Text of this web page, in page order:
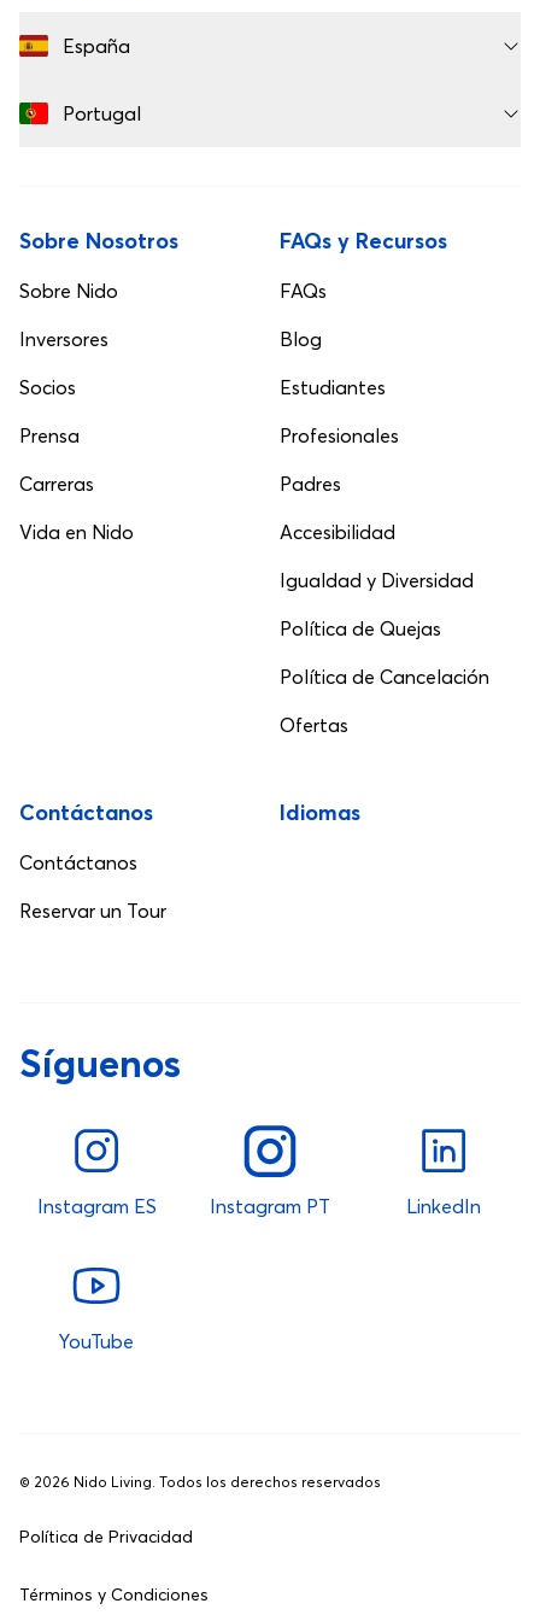
España
Portugal
Sobre Nosotros
Sobre Nido
Inversores
Socios
Prensa
Carreras
Vida en Nido
FAQs y Recursos
FAQs
Blog
Estudiantes
Profesionales
Padres
Accesibilidad
Igualdad y Diversidad
Política de Quejas
Política de Cancelación
Ofertas
Contáctanos
Contáctanos
Reservar un Tour
Idiomas
Síguenos
Instagram ES Instagram PT LinkedIn
YouTube
© 2026 Nido Living. Todos los derechos reservados
Política de Privacidad
Términos y Condiciones